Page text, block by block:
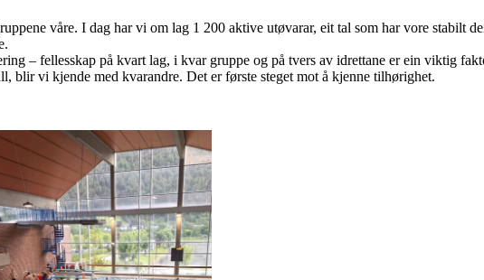
våre. I dag har vi om lag 1 200 aktive utøvarar, eit tal som har vore stabilt
– fellesskap på kvart lag, i kvar gruppe og på tvers av idrettane er ein viktig
blir vi kjende med kvarandre. Det er første steget mot å kjenne tilhørighet.